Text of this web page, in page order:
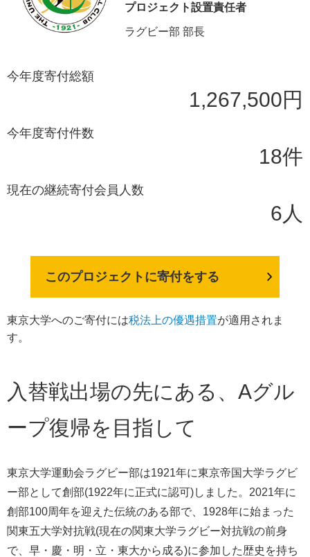
プロジェクト設置責任者
ラグビー部 部長
今年度寄付総額
1,267,500円
今年度寄付件数
18件
現在の継続寄付会員人数
6人
このプロジェクトに寄付をする
東京大学へのご寄付には税法上の優遇措置が適用されま
す。
入替戦出場の先にある、Aグル
ープ復帰を目指して
東京大学運動会ラグビー部は1921年に東京帝国大学ラグビ
ー部として創部(1922年に正式に認可)しました。2021年に
創部100周年を迎えた伝統のある部で、1928年に始まった
関東五大学対抗戦(現在の関東大学ラグビー対抗戦の前身
で、早・慶・明・立・東大から成る)に参加した歴史を持ち